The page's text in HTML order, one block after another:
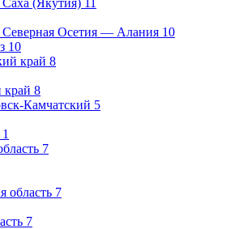
Саха (Якутия) 11
Северная Осетия — Алания 10
10
край 8
край 8
Камчатский 5
1
7
область 7
7